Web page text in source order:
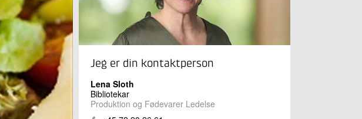
Jeg er din kontaktperson
Lena Sloth
Bibliotekar
Produktion og Fødevarer Ledelse